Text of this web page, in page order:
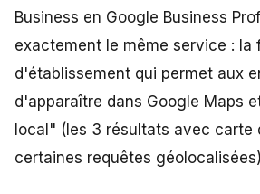
Business en Google Business
exactement le même service : la
d'établissement qui permet aux
d'apparaître dans Google Maps
local" (les 3 résultats avec carte
certaines requêtes